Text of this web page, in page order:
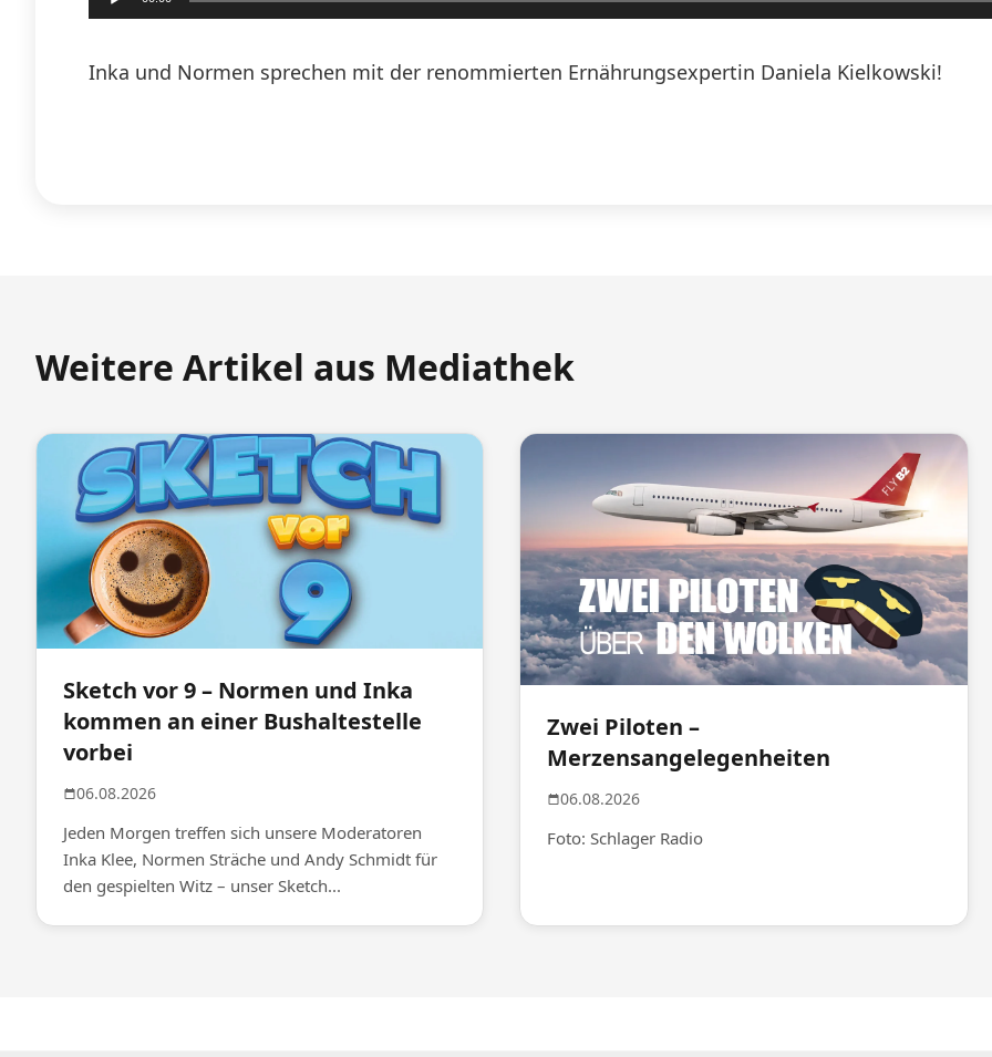
Player
Inka und Normen sprechen mit der renommierten Ernährungsexpertin Daniela Kielkowski!
Weitere Artikel aus Mediathek
Sketch vor 9 – Normen und Inka
kommen an einer Bushaltestelle
vorbei
06.08.2026
Jeden Morgen treffen sich unsere Moderatoren
Inka Klee, Normen Sträche und Andy Schmidt für
den gespielten Witz – unser Sketch...
Zwei Piloten –
Merzensangelegenheiten
06.08.2026
Foto: Schlager Radio